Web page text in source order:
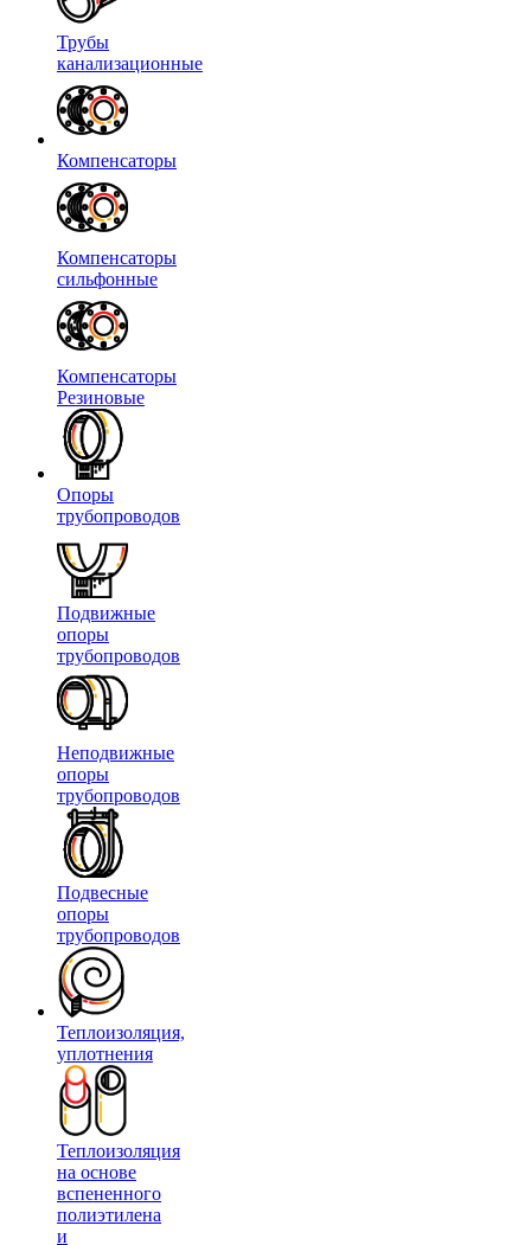
Трубы
канализационные
Компенсаторы
Компенсаторы
сильфонные
Компенсаторы
Резиновые
Опоры
трубопроводов
Подвижные
опоры
трубопроводов
Неподвижные
опоры
трубопроводов
Подвесные
опоры
трубопроводов
Теплоизоляция,
уплотнения
Теплоизоляция
на основе
вспененного
полиэтилена
и